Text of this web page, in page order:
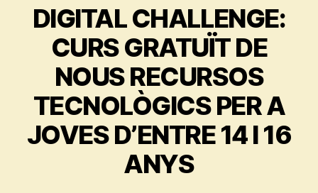
DIGITAL CHALLENGE:
CURS GRATUÏT DE
NOUS RECURSOS
TECNOLÒGICS PER A
JOVES D’ENTRE 14 I 16
ANYS